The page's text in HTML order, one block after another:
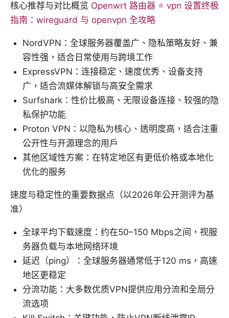
核心推荐与对比概览 Openwrt 路由器 ⭐ vpn 设置终极
指南：wireguard 与 openvpn 全攻略
NordVPN：全球服务器覆盖广、隐私策略友好、兼
容性强，适合日常使用与跨境工作
ExpressVPN：连接稳定、速度优秀、设备支持
广，适合流媒体解锁与高安全需求
Surfshark：性价比极高、无限设备连接、较强的隐
私保护功能
Proton VPN：以隐私为核心、透明度高，适合注重
公开性与开源理念的用户
其他区域性方案：在特定地区有更低价格或本地化
优化的服务
速度与稳定性的重要数据点（以2026年公开测评为基
准）
全球平均下载速度：约在50–150 Mbps之间，视服
务器负载与本地网络环境
延迟（ping）：全球服务器通常低于120 ms，高速
地区更稳定
分流功能：大多数优质VPN提供应用分流和全局分
流选项